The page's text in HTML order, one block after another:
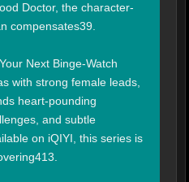
Doctor, the character-
compensates39.
Next Binge-Watch
with strong female leads,
heart-pounding
and subtle
on iQIYI, this series is